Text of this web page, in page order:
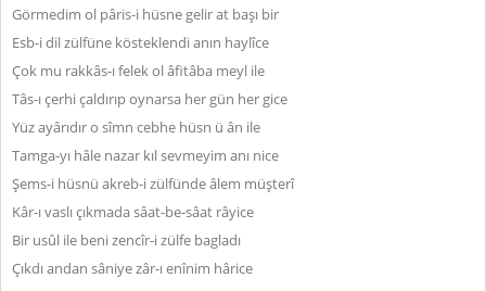
Görmedim ol pâris-i hüsne gelir at başı bir
Esb-i dil zülfüne kösteklendi anın haylîce
Çok mu rakkâs-ı felek ol âfitâba meyl ile
Tâs-ı çerhi çaldırıp oynarsa her gün her gice
Yüz ayârıdır o sîmn cebhe hüsn ü ân ile
Tamga-yı hâle nazar kıl sevmeyim anı nice
Şems-i hüsnü akreb-i zülfünde âlem müşterî
Kâr-ı vaslı çıkmada sâat-be-sâat râyice
Bir usûl ile beni zencîr-i zülfe bagladı
Çıkdı andan sâniye zâr-ı enînim hârice